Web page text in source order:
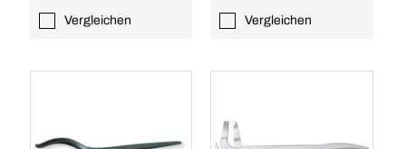
Vergleichen Vergleichen